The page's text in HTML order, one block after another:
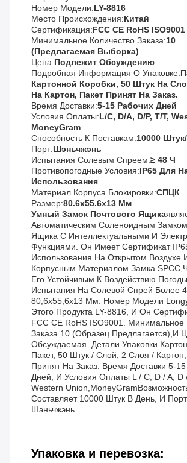
Номер Модели:LY-8816
Место Происхождения:Китай
Сертификация:FCC CE RoHS ISO9001
Минимальное Количество Заказа:10
(предлагаемая Выборка)
Цена:Подлежит Обсуждению
Подробная Информация О Упаковке:
Картонной Коробки, 50 Штук На
На Картон, Пакет Принят На Заказ.
Время Доставки:5-15 Рабочих Дней
Условия Оплаты:L/C, D/A, D/P, T/T,
MoneyGram
Способность К Поставкам:10000
Порт:Шэньчжэнь
Испытания Солевым Спреем:≥ 48 Ч
Противопогодные Условия:IP65 Для
Использования
Материал Корпуса Блокировки:СПЦК
Размер:80.6х55.6х13 Мм
Умный Замок Почтового Ящика
Автоматическим Соленоидным
Ящика С Интеллектуальными И
Функциями. Он Имеет Сертификат
Использования На Открытом
Корпусным Материалом Замка
Его Устойчивым К Воздействию
Испытания На Солевой Спрей Более
80,6x55,6x13 Мм. Номер Модели
Этого Продукта LY-8816, И Он
FCC CE RoHS ISO9001. Минимальное
Заказа 10 (образец Предлагается),и
Обсуждаемая. Детали Упаковки
Пакет, 50 Штук / Слой, 2 Слоя /
Принят На Заказ. Время Доставки 5-
Дней, И Условия Оплаты L / C, D / A, D
Western
Составляет 10000 Штук В День, И
Шэньчжэнь.
Упаковка и перевозка: